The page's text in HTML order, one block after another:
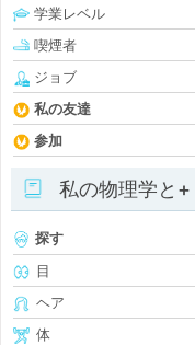
学業レベル
喫煙者
ジョブ
私の友達
参加
私の物理学と+
探す
目
ヘア
体